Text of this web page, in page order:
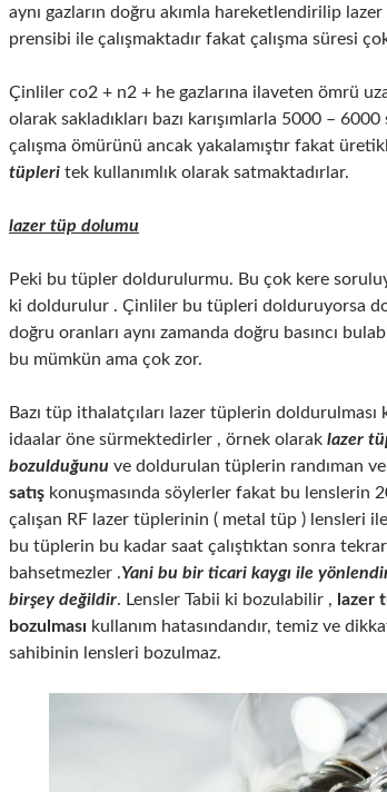
aynı gazların doğru akımla hareketlendirilip lazer
prensibi ile çalışmaktadır fakat çalışma süresi
Çinliler co2 + n2 + he gazlarına ilaveten ömrü
olarak sakladıkları bazı karışımlarla 5000 –
çalışma ömürünü ancak yakalamıştır fakat
tüpleri tek kullanımlık olarak satmaktadırlar.
lazer tüp dolumu
Peki bu tüpler doldurulurmu. Bu çok kere
ki doldurulur . Çinliler bu tüpleri dolduruyorsa
doğru oranları aynı zamanda doğru basıncı
bu mümkün ama çok zor.
Bazı tüp ithalatçıları lazer tüplerin
idaalar öne sürmektedirler , örnek olarak lazer
bozulduğunu ve doldurulan tüplerin randıman
satış konuşmasında söylerler fakat bu lenslerin
çalışan RF lazer tüplerinin ( metal tüp ) lensleri
bu tüplerin bu kadar saat çalıştıktan sonra
bahsetmezler .Yani bu bir ticari kaygı ile
birşey değildir. Lensler Tabii ki bozulabilir , lazer
bozulması kullanım hatasındandır, temiz ve
sahibinin lensleri bozulmaz.